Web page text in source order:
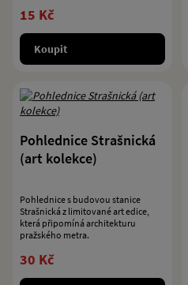
15 Kč
Koupit
Pohlednice Strašnická
(art kolekce)
Pohlednice s budovou stanice
Strašnická z limitované art edice,
která připomíná architekturu
pražského metra.
30 Kč